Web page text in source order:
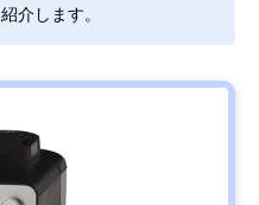
介します。